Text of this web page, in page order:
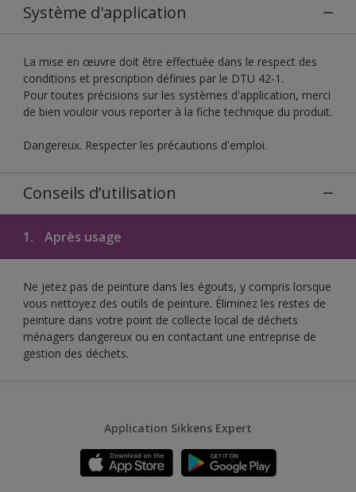
Système d'application
La mise en œuvre doit être effectuée dans le respect des
conditions et prescription définies par le DTU 42-1.
Pour toutes précisions sur les systèmes d'application, merci
de bien vouloir vous reporter à la fiche technique du produit.
Dangereux. Respecter les précautions d'emploi.
Conseils d’utilisation
1. Après usage
Ne jetez pas de peinture dans les égouts, y compris lorsque
vous nettoyez des outils de peinture. Éliminez les restes de
peinture dans votre point de collecte local de déchets
ménagers dangereux ou en contactant une entreprise de
gestion des déchets.
Application Sikkens Expert